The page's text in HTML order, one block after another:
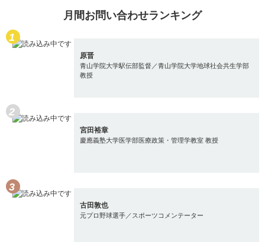
月間お問い合わせランキング
原晋
青山学院大学駅伝部監督／青山学院大学地球社会共生学部
教授
宮田裕章
慶應義塾大学医学部医療政策・管理学教室 教授
古田敦也
元プロ野球選手／スポーツコメンテーター